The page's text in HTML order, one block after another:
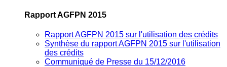
Rapport AGFPN 2015
Rapport AGFPN 2015 sur l'utilisation des crédits
Synthèse du rapport AGFPN 2015 sur l'utilisation
des crédits
Communiqué de Presse du 15/12/2016